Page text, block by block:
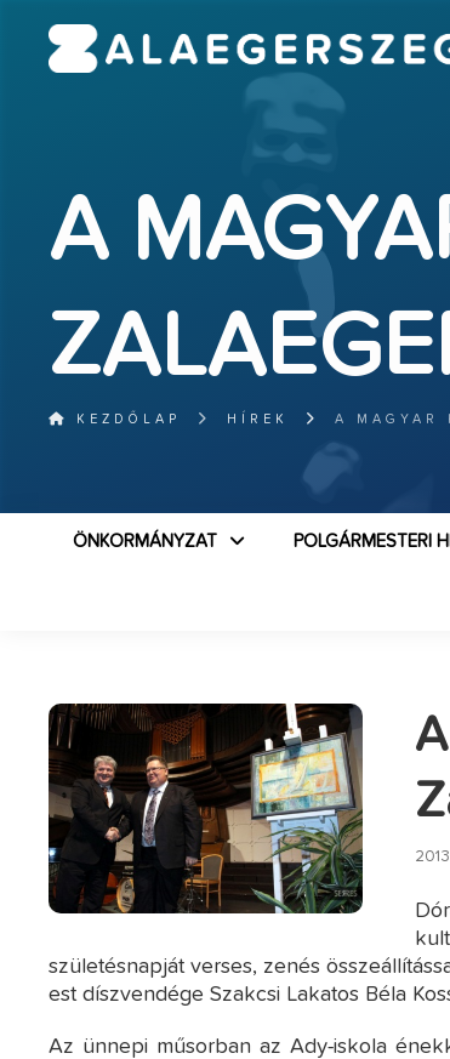
A
KEZDŐLAP HÍREK A MAGYAR
ÖNKORMÁNYZAT POLGÁRMESTERI
születésnapját verses, zenés
est díszvendége Szakcsi Lakatos Béla
Az ünnepi műsorban az Ady-iskola